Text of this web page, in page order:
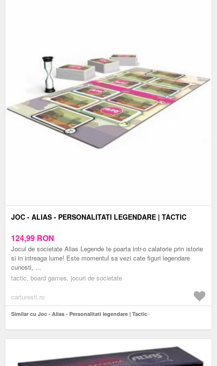
JOC - ALIAS - PERSONALITATI LEGENDARE | TACTIC
124,99 RON
Jocul de societate Alias Legende te poarta intr-o calatorie prin istorie
si in intreaga lume! Este momentul sa vezi cate figuri legendare
cunosti, ...
tactic, board games, jocuri de societate
carturesti.ro
Similar cu Joc - Alias - Personalitati legendare | Tactic